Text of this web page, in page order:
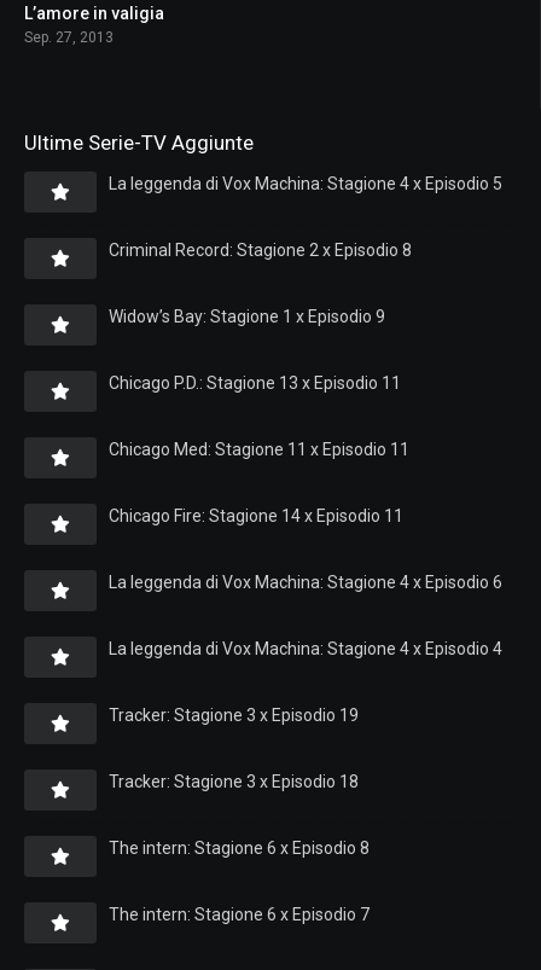
5.1
L’amore in valigia
Sep. 27, 2013
Ultime Serie-TV Aggiunte
La leggenda di Vox Machina: Stagione 4 x Episodio 5
Criminal Record: Stagione 2 x Episodio 8
Widow’s Bay: Stagione 1 x Episodio 9
Chicago P.D.: Stagione 13 x Episodio 11
Chicago Med: Stagione 11 x Episodio 11
Chicago Fire: Stagione 14 x Episodio 11
La leggenda di Vox Machina: Stagione 4 x Episodio 6
La leggenda di Vox Machina: Stagione 4 x Episodio 4
Tracker: Stagione 3 x Episodio 19
Tracker: Stagione 3 x Episodio 18
The intern: Stagione 6 x Episodio 8
The intern: Stagione 6 x Episodio 7